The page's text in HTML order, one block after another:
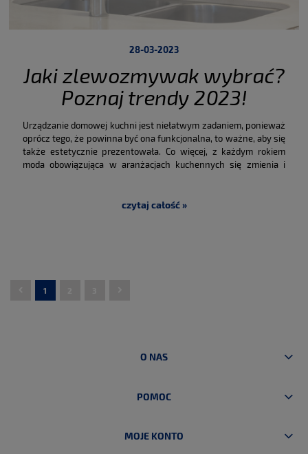
Jaki zlewozmywak wybrać?
Poznaj trendy 2023!
28-03-2023
Urządzanie domowej kuchni jest niełatwym zadaniem, ponieważ
oprócz tego, że powinna być ona funkcjonalna, to ważne, aby się
także estetycznie prezentowała. Co więcej, z każdym rokiem
moda obowiązująca w aranżacjach kuchennych się zmienia i
dotyczących wyboru stylowego zlewozmywaka, by wiedzieć „co
czytaj całość »
1
O NAS
POMOC
MOJE KONTO